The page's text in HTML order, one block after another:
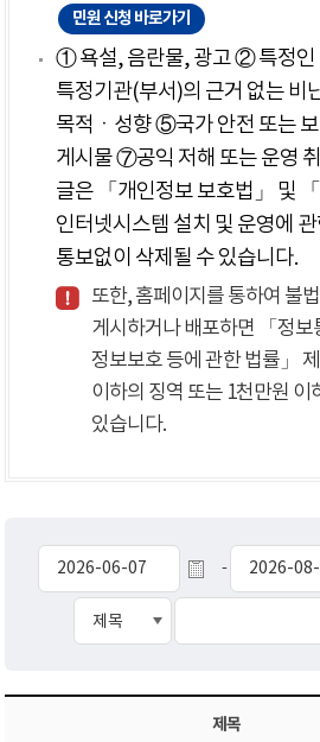
민원 신청 바로가기
① 욕설, 음란물, 광고 ② 특정
특정기관(부서)의 근거 없는 비
목적ㆍ성향 ⑤국가 안전 또는
게시물 ⑦공익 저해 또는 운영
글은 「개인정보 보호법」 및
인터넷시스템 설치 및 운영에
통보없이 삭제될 수 있습니다.
또한, 홈페이지를 통하여 불
게시하거나 배포하면 「정보
정보보호 등에 관한 법률」
이하의 징역 또는 1천만원 이
있습니다.
-
제목